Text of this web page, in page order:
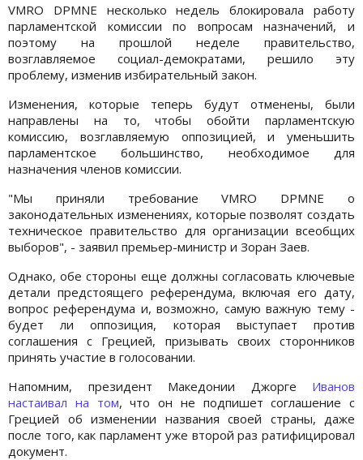
VMRO DPMNE несколько недель блокировала работу
парламентской комиссии по вопросам назначений, и
поэтому на прошлой неделе правительство,
возглавляемое социал-демократами, решило эту
проблему, изменив избирательный закон.
Изменения, которые теперь будут отменены, были
направлены на то, чтобы обойти парламентскую
комиссию, возглавляемую оппозицией, и уменьшить
парламентское большинство, необходимое для
назначения членов комиссии.
"Мы приняли требование VMRO DPMNE о
законодательных изменениях, которые позволят создать
техническое правительство для организации всеобщих
выборов", - заявил премьер-министр и Зоран Заев.
Однако, обе стороны еще должны согласовать ключевые
детали предстоящего референдума, включая его дату,
вопрос референдума и, возможно, самую важную тему -
будет ли оппозиция, которая выступает против
соглашения с Грецией, призывать своих сторонников
принять участие в голосовании.
Напомним, президент Македонии Джорге Иванов
настаивал на том, что он не подпишет соглашение с
Грецией об изменении названия своей страны, даже
после того, как парламент уже второй раз ратифицировал
документ.